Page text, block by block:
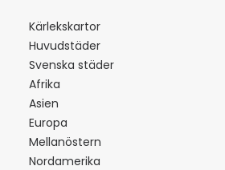
Kärlekskartor
Huvudstäder
Svenska städer
Afrika
Asien
Europa
Mellanöstern
Nordamerika